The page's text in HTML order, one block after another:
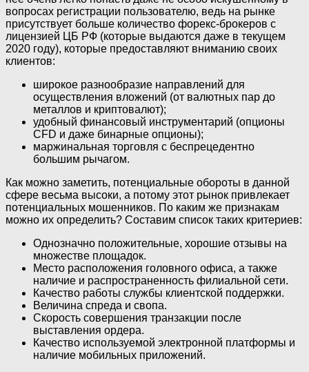
вопросах регистрации пользователю, ведь на рынке
присутствует больше количество форекс-брокеров с
лицензией ЦБ РФ (которые выдаются даже в текущем
2020 году), которые предоставляют вниманию своих
клиентов:
широкое разнообразие направлений для
осуществления вложений (от валютных пар до
металлов и криптовалют);
удобный финансовый инструментарий (опционы
CFD и даже бинарные опционы);
маржинальная торговля с беспрецедентно
большим рычагом.
Как можно заметить, потенциальные обороты в данной
сфере весьма высоки, а потому этот рынок привлекает
потенциальных мошенников. По каким же признакам
можно их определить? Составим список таких критериев:
Однозначно положительные, хорошие отзывы на
множестве площадок.
Место расположения головного офиса, а также
наличие и распространенность филиальной сети.
Качество работы службы клиентской поддержки.
Величина спреда и свопа.
Скорость совершения транзакции после
выставления ордера.
Качество используемой электронной платформы и
наличие мобильных приложений.